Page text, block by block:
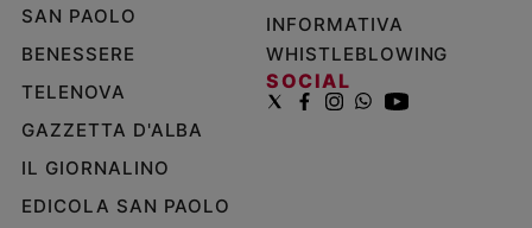
SAN PAOLO
BENESSERE
TELENOVA
GAZZETTA D'ALBA
IL GIORNALINO
EDICOLA SAN PAOLO
INFORMATIVA
WHISTLEBLOWING
SOCIAL